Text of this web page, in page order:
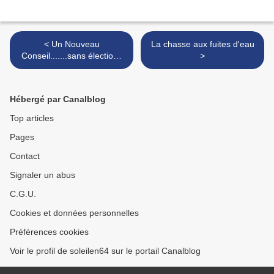
< Un Nouveau
Conseil.......sans élections
........
La chasse aux fuites d'eau
>
Hébergé par Canalblog
Top articles
Pages
Contact
Signaler un abus
C.G.U.
Cookies et données personnelles
Préférences cookies
Voir le profil de soleilen64 sur le portail Canalblog